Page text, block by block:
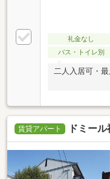
礼金なし
バス・トイレ別
二人入居可・
賃貸アパート ドミー